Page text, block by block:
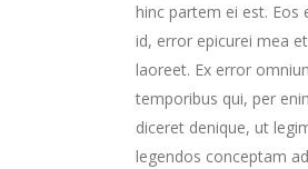
hinc partem ei est. Eos
id, error epicurei mea
laoreet. Ex error
temporibus qui, per
diceret denique, ut
legendos conceptam